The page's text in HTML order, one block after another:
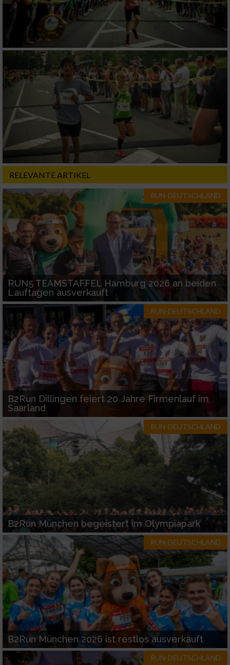
RELEVANTE ARTIKEL
RUN-DEUTSCHLAND
RUN5 TEAMSTAFFEL Hamburg 2026 an beiden
Lauftagen ausverkauft
RUN-DEUTSCHLAND
B2Run Dillingen feiert 20 Jahre Firmenlauf im
Saarland
RUN-DEUTSCHLAND
B2Run München begeistert im Olympiapark
RUN-DEUTSCHLAND
B2Run München 2026 ist restlos ausverkauft
RUN-DEUTSCHLAND